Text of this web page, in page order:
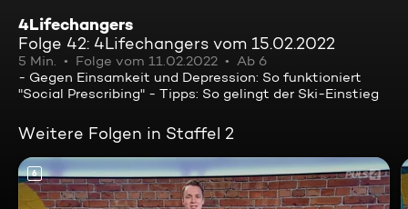
4Lifechangers
Folge 42: 4Lifechangers vom 15.02.2022
5 Min. Folge vom 11.02.2022
Ab 6
- Gegen Einsamkeit und Depression: So funktioniert
"Social Prescribing" - Tipps: So gelingt der Ski-Einstieg
Weitere Folgen in Staffel 2
6